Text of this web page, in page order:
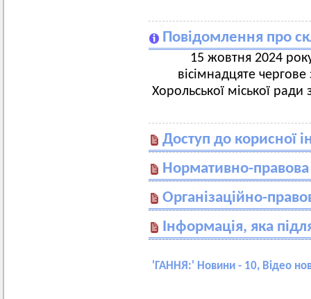
Повідомлення про
15 жовтня 2024
вісімнадцяте
Хорольської міської
Доступ до корисної
Нормативно-правова
Організаційно-
Інформація, яка
' ГАННЯ:' Новини - 10, Відео